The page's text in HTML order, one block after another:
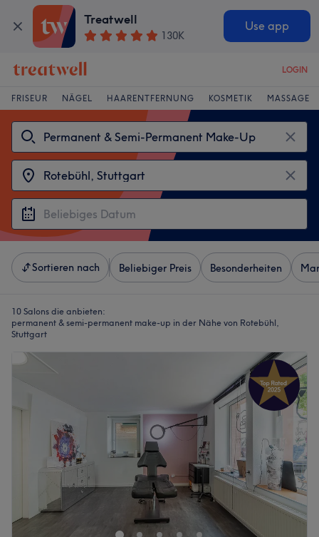
Treatwell
130K
Use app
LOGIN
FRISEUR NÄGEL HAARENTFERNUNG KOSMETIK MASSAGE
Sortieren nach Beliebiger Preis Besonderheiten
10 Salons die anbieten:
permanent & semi-permanent make-up in der Nähe von Rotebühl,
Stuttgart